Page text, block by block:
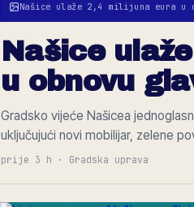
Našice ulaže 2,4 milijuna eura u
Našice
u obnovu
Gradsko vijeće Našicea
uključujući novi mobilijar, zelene
prije 3 h · Gradska uprava